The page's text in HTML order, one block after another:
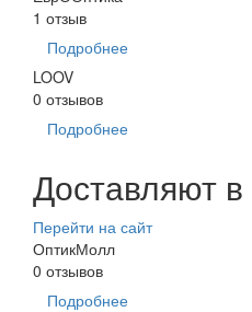
1 отзыв
Подробнее
LOOV
0 отзывов
Подробнее
Доставляют в
Перейти на сайт
ОптикМолл
0 отзывов
Подробнее